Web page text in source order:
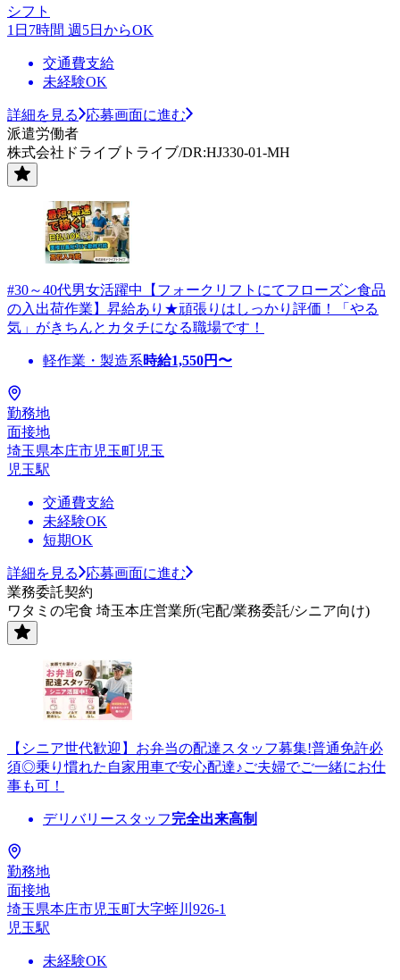
シフト
1日7時間 週5日からOK
交通費支給
未経験OK
詳細を見る
応募画面に進む
派遣労働者
株式会社ドライブトライブ/DR:HJ330-01-MH
#30～40代男女活躍中【フォークリフトにてフローズン食品
の入出荷作業】昇給あり★頑張りはしっかり評価！「やる
気」がきちんとカタチになる職場です！
軽作業・製造系時給1,550円〜
勤務地
面接地
埼玉県本庄市児玉町児玉
児玉駅
交通費支給
未経験OK
短期OK
詳細を見る
応募画面に進む
業務委託契約
ワタミの宅食 埼玉本庄営業所(宅配/業務委託/シニア向け)
【シニア世代歓迎】お弁当の配達スタッフ募集!普通免許必
須◎乗り慣れた自家用車で安心配達♪ご夫婦でご一緒にお仕
事も可！
デリバリースタッフ完全出来高制
勤務地
面接地
埼玉県本庄市児玉町大字蛭川926-1
児玉駅
未経験OK